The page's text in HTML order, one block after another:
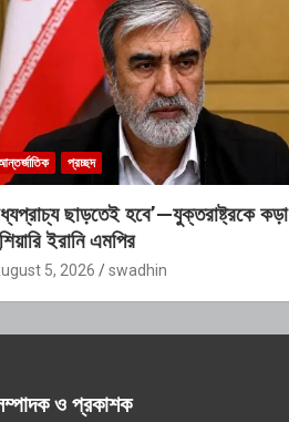
প্রচ্ছদ
ছাড়তেই হবে’—যুক্তরাষ্ট্রকে কড়া
ইরানি এমপির
5, 2026 swadhin
ও প্রকাশক